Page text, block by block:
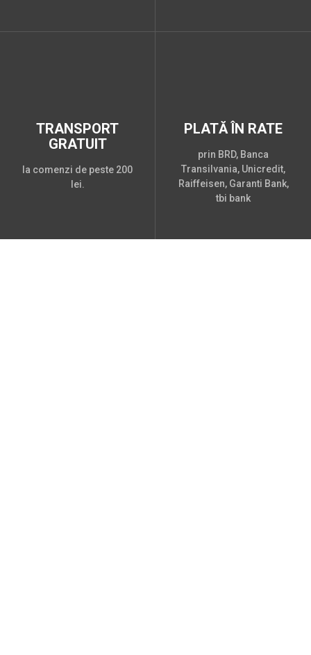
TRANSPORT
GRATUIT
la comenzi de peste 200
lei.
PLATĂ ÎN RATE
prin BRD, Banca
Transilvania, Unicredit,
Raiffeisen, Garanti Bank,
tbi bank